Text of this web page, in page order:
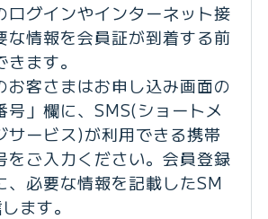
ログインやインターネット接
な情報を会員証が到着する前
ます。
お客さまはお申し込み画面の
号」欄に、SMS(ショートメ
サービス)が利用できる携帯
をご入力ください。会員登録
、必要な情報を記載したSM
ます。